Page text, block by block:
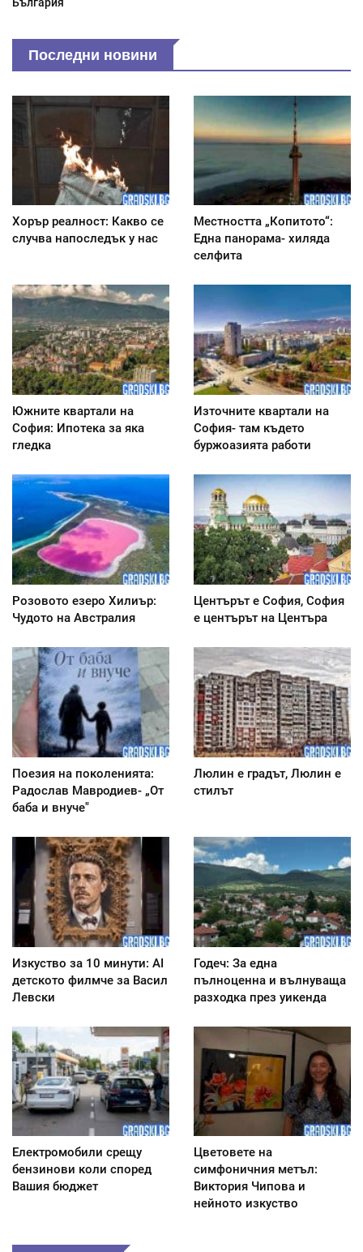
Последни новини
Хорър реалност: Какво се
случва напоследък у нас
Местността „Копитото“:
Една панорама- хиляда
селфита
Южните квартали на
София: Ипотека за яка
гледка
Източните квартали на
София- там където
буржоазията работи
Розовото езеро Хилиър:
Чудото на Австралия
Центърът е София, София
е центърът на Центъра
Поезия на поколенията:
Радослав Мавродиев- „От
баба и внуче"
Люлин е градът, Люлин е
стилът
Изкуство за 10 минути: AI
детското филмче за Васил
Левски
Годеч: За една
пълноценна и вълнуваща
разходка през уикенда
Електромобили срещу
бензинови коли според
Вашия бюджет
Цветовете на
симфоничния метъл:
Виктория Чипова и
нейното изкуство